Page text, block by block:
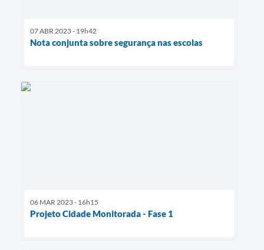
07 ABR 2023 - 19h42
Nota conjunta sobre segurança nas escolas
06 MAR 2023 - 16h15
Projeto Cidade Monitorada - Fase 1